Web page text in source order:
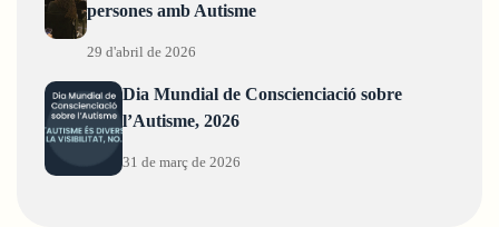
persones amb Autisme
29 d'abril de 2026
Dia Mundial de Conscienciació sobre
l’Autisme, 2026
31 de març de 2026